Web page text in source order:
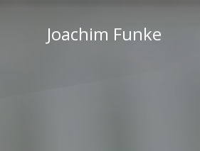
springen
Joachim Funke